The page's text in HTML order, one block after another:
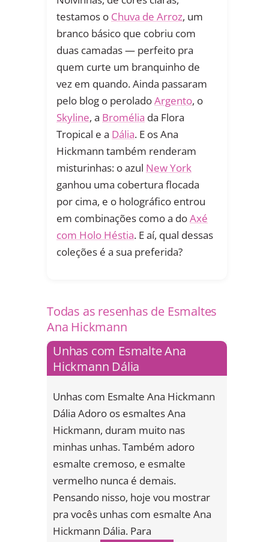
testamos o Chuva de Arroz, um
branco básico que cobriu com
duas camadas — perfeito pra
quem curte um branquinho de
vez em quando. Ainda passaram
pelo blog o peroladoArgento, o
Skyline, a Bromélia da Flora
Tropical e a Dália. E os Ana
Hickmann também renderam
misturinhas: o azul New York
ganhou uma cobertura flocada
por cima, e o holográfico entrou
em combinações como a doAxé
com Holo Héstia. E aí, qual dessas
coleções é a sua preferida?
Todas as resenhas de Esmaltes
Ana Hickmann
Unhas com Esmalte Ana
Hickmann Dália
Unhas com Esmalte Ana Hickmann
Dália Adoro os esmaltes Ana
Hickmann, duram muito nas
minhas unhas. Também adoro
esmalte cremoso, e esmalte
vermelho nunca é demais.
Pensando nisso, hoje vou mostrar
pra vocês unhas com esmalte Ana
Hickmann Dália. Para